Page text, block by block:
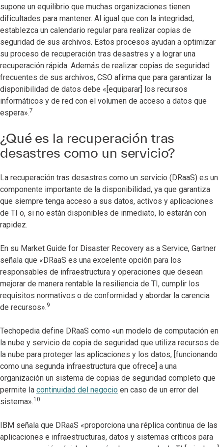
supone un equilibrio que muchas organizaciones tienen
dificultades para mantener. Al igual que con la integridad,
establezca un calendario regular para realizar copias de
seguridad de sus archivos. Estos procesos ayudan a optimizar
su proceso de recuperación tras desastres y a lograr una
recuperación rápida. Además de realizar copias de seguridad
frecuentes de sus archivos, CSO afirma que para garantizar la
disponibilidad de datos debe «[equiparar] los recursos
informáticos y de red con el volumen de acceso a datos que
espera».7
¿Qué es la recuperación tras
desastres como un servicio?
La recuperación tras desastres como un servicio (DRaaS) es un
componente importante de la disponibilidad, ya que garantiza
que siempre tenga acceso a sus datos, activos y aplicaciones
de TI o, si no están disponibles de inmediato, lo estarán con
rapidez.
En su Market Guide for Disaster Recovery as a Service, Gartner
señala que «DRaaS es una excelente opción para los
responsables de infraestructura y operaciones que desean
mejorar de manera rentable la resiliencia de TI, cumplir los
requisitos normativos o de conformidad y abordar la carencia
de recursos».9
Techopedia define DRaaS como «un modelo de computación en
la nube y servicio de copia de seguridad que utiliza recursos de
la nube para proteger las aplicaciones y los datos, [funcionando
como una segunda infraestructura que ofrece] a una
organización un sistema de copias de seguridad completo que
permite la continuidad del negocio en caso de un error del
sistema».10
IBM señala que DRaaS «proporciona una réplica continua de las
aplicaciones e infraestructuras, datos y sistemas críticos para